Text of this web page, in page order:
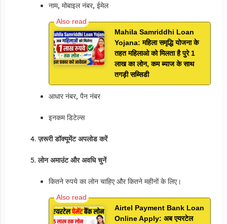
नाम, मोबाइल नंबर, ईमेल
Mahila Samriddhi Loan
Yojana: महिला समृद्धि योजना के
तहत महिलाओ को मिलता है पुरे 1
लाख का लोन, कम ब्याज के साथ
तगड़ी सब्सिडी
आधार नंबर, पैन नंबर
इनकम डिटेल्स
ज़रूरी डॉक्यूमेंट अपलोड करें
लोन अमाउंट और अवधि चुनें
कितने रुपये का लोन चाहिए और कितने महीनों के लिए।
Airtel Payment Bank Loan
Online Apply: अब एयरटेल